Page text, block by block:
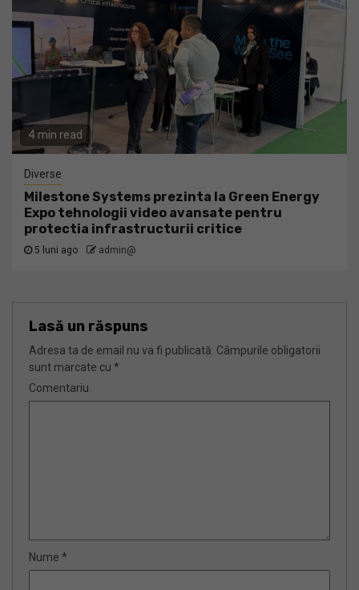
4 min read
Diverse
Milestone Systems prezinta la Green Energy
Expo tehnologii video avansate pentru
protectia infrastructurii critice
5 luni ago admin@
Lasă un răspuns
Adresa ta de email nu va fi publicată. Câmpurile obligatorii
sunt marcate cu *
Comentariu
Nume *